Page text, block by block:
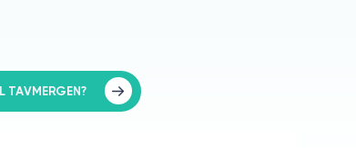
TAVMERGEN?